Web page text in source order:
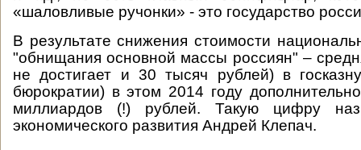
«шаловливые ручонки» - это государство
В результате снижения стоимости
"обнищания основной массы россиян" –
не достигает и 30 тысяч рублей) в
бюрократии) в этом 2014 году
миллиардов (!) рублей. Такую цифру
экономического развития Андрей Клепач.